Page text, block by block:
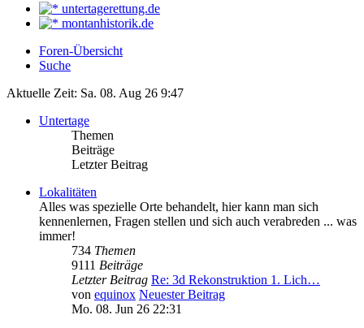
untertagerettung.de
montanhistorik.de
Foren-Übersicht
Suche
Aktuelle Zeit: Sa. 08. Aug 26 9:47
Untertage
Themen
Beiträge
Letzter Beitrag
Lokalitäten
Alles was spezielle Orte behandelt, hier kann man sich
kennenlernen, Fragen stellen und sich auch verabreden ... was
immer!
734 Themen
9111 Beiträge
Letzter Beitrag Re: 3d Rekonstruktion 1. Lich…
von equinox Neuester Beitrag
Mo. 08. Jun 26 22:31